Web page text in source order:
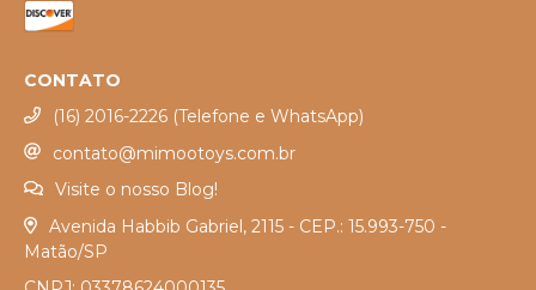
CONTATO
(16) 2016-2226 (Telefone e WhatsApp)
contato@mimootoys.com.br
Visite o nosso Blog!
Avenida Habbib Gabriel, 2115 - CEP.: 15.993-750 -
Matão/SP